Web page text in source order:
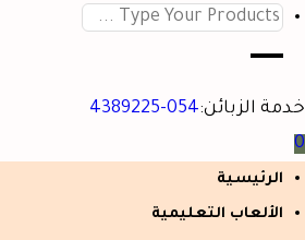
خدمة الزبائن:054-4389225
0
الرئيسية
الألعاب التعليمية